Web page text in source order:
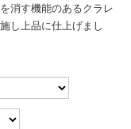
消す機能のあるクラレ
し上品に仕上げまし